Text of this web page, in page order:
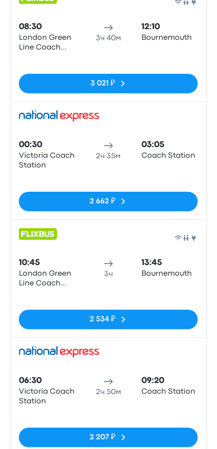
08:30
London Green
Line Coach
3ч 40м
12:10
Bournemouth
3 021 ₽
00:30
Victoria Coach
Station
2ч 35м
03:05
Coach Station
2 662 ₽
10:45
London Green
Line Coach
3ч
13:45
Bournemouth
2 534 ₽
06:30
Victoria Coach
Station
2ч 50м
09:20
Coach Station
2 207 ₽